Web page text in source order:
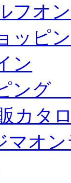
フオ
ッピ
ン
ング
カタ
マオ